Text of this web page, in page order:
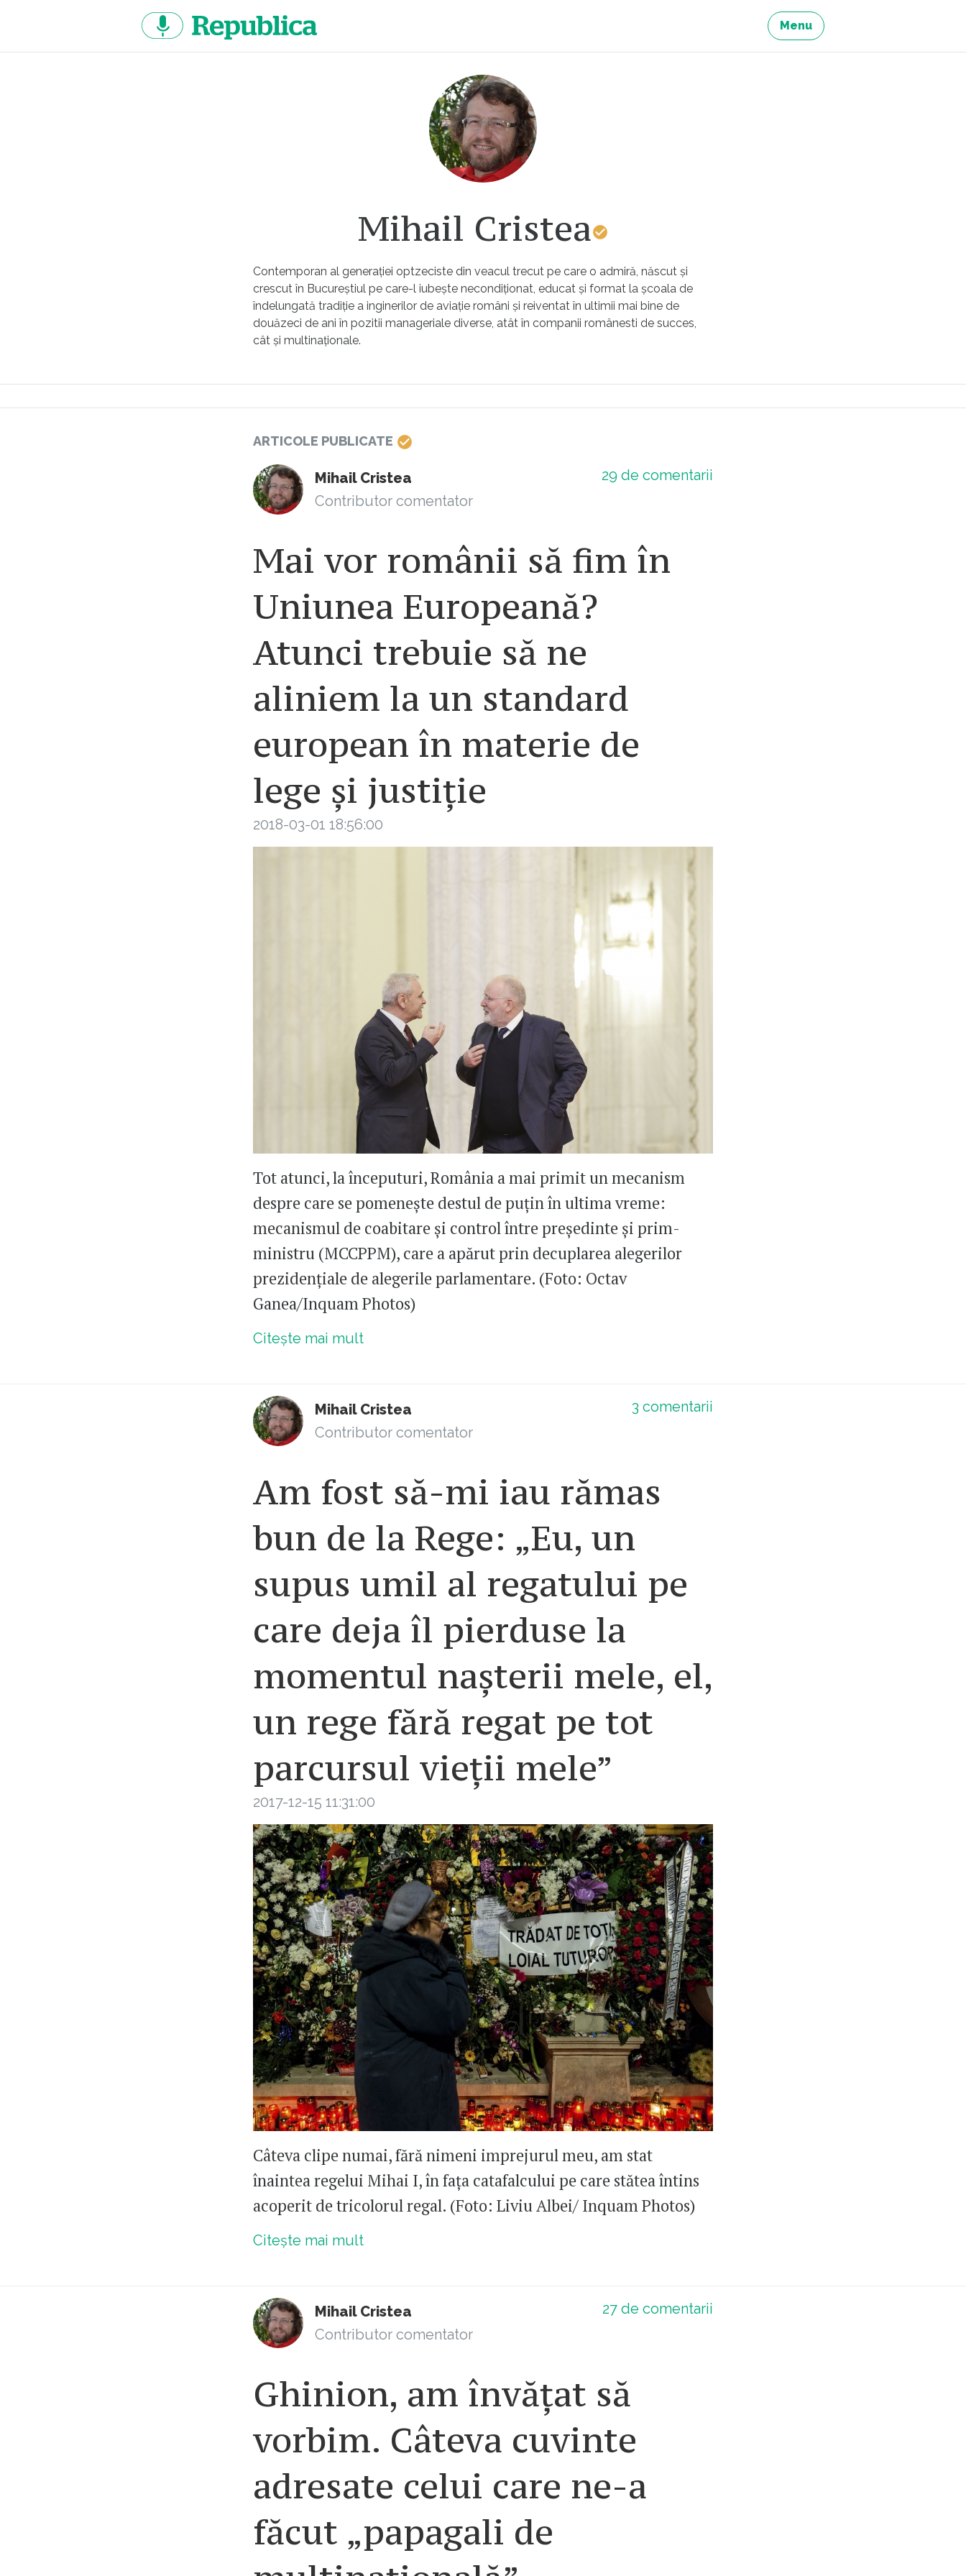
Menu
Mihail Cristea
Contemporan al generației optzeciste din veacul trecut pe care o admiră, născut și
crescut în Bucureștiul pe care-l iubește necondiționat, educat și format la școala de
îndelungată tradiție a inginerilor de aviație români și reiventat în ultimii mai bine de
douăzeci de ani în pozitii manageriale diverse, atât în companii românesti de succes,
cât și multinaționale.
ARTICOLE PUBLICATE
Mihail Cristea
Contributor comentator
29 de comentarii
Mai vor românii să fim în
Uniunea Europeană?
Atunci trebuie să ne
aliniem la un standard
european în materie de
lege și justiție
2018-03-01 18:56:00
Tot atunci, la începuturi, România a mai primit un mecanism
despre care se pomenește destul de puțin în ultima vreme:
mecanismul de coabitare și control între președinte și prim-
ministru (MCCPPM), care a apărut prin decuplarea alegerilor
prezidențiale de alegerile parlamentare. (Foto: Octav
Ganea/Inquam Photos)
Citește mai mult
Mihail Cristea
Contributor comentator
3 comentarii
Am fost să-mi iau rămas
bun de la Rege: „Eu, un
supus umil al regatului pe
care deja îl pierduse la
momentul nașterii mele, el,
un rege fără regat pe tot
parcursul vieții mele”
2017-12-15 11:31:00
Câteva clipe numai, fără nimeni imprejurul meu, am stat
înaintea regelui Mihai I, în fața catafalcului pe care stătea întins
acoperit de tricolorul regal. (Foto: Liviu Albei/ Inquam Photos)
Citește mai mult
Mihail Cristea
Contributor comentator
27 de comentarii
Ghinion, am învățat să
vorbim. Câteva cuvinte
adresate celui care ne-a
făcut „papagali de